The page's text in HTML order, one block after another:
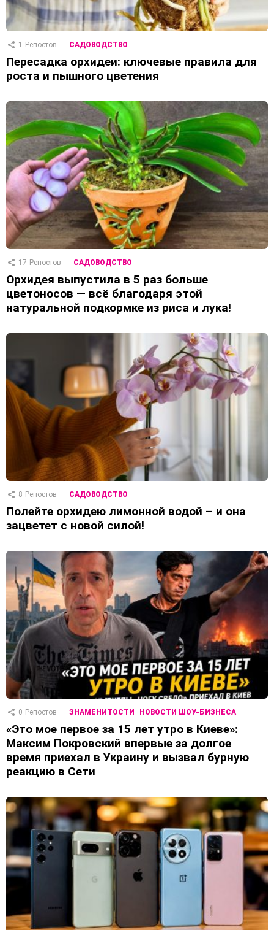
1 Репостов САДОВОДСТВО
Пересадка орхидеи: ключевые правила для
роста и пышного цветения
17 Репостов САДОВОДСТВО
Орхидея выпустила в 5 раз больше
цветоносов — всё благодаря этой
натуральной подкормке из риса и лука!
8 Репостов САДОВОДСТВО
Полейте орхидею лимонной водой – и она
зацветет с новой силой!
0 Репостов ЗНАМЕНИТОСТИ НОВОСТИ ШОУ-БИЗНЕСА
«Это мое первое за 15 лет утро в Киеве»:
Максим Покровский впервые за долгое
время приехал в Украину и вызвал бурную
реакцию в Сети